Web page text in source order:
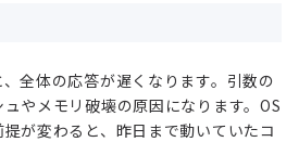
全体の応答が遅くなります。引数の
やメモリ破壊の原因になります。OS
が変わると、昨日まで動いていたコ